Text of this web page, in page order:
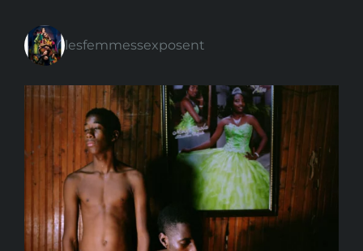
lesfemmessexposent